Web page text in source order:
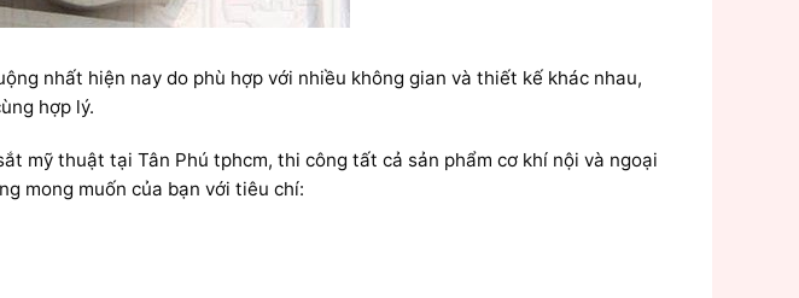
nhất hiện nay do phù hợp với nhiều không gian và thiết kế khác nhau,
hợp lý.
mỹ thuật tại Tân Phú tphcm, thi công tất cả sản phẩm cơ khí nội và ngoại
mong muốn của bạn với tiêu chí: